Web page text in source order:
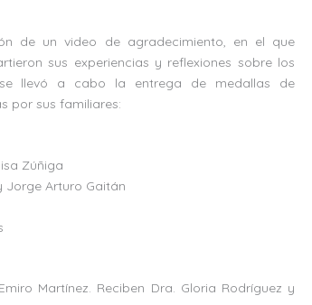
de un video de agradecimiento, en el que
sus experiencias y reflexiones sobre los
llevó a cabo la entrega de medallas de
por sus familiares:
Zúñiga
Jorge Arturo Gaitán
Martínez. Reciben Dra. Gloria Rodríguez y